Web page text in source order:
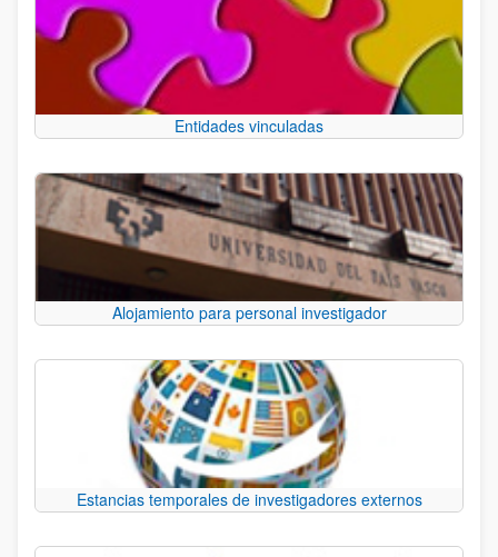
Entidades vinculadas
Alojamiento para personal investigador
Estancias temporales de investigadores externos